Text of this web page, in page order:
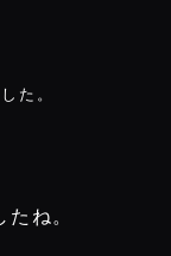
た。
ね。